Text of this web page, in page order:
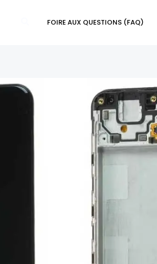
Rechercher
FOIRE AUX QUESTIONS (FAQ)